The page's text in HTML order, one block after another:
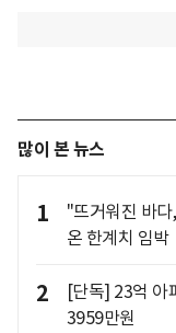
많이 본 뉴스
1
"뜨거워진 바
온 한계치 임박
2
[단독] 23억 아
3959만원